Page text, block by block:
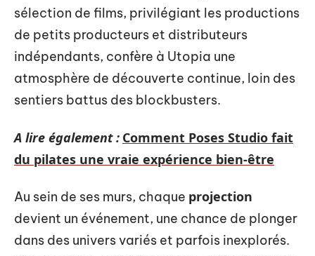
sélection de films, privilégiant les productions
de petits producteurs et distributeurs
indépendants, confère à Utopia une
atmosphère de découverte continue, loin des
sentiers battus des blockbusters.
A lire également : Comment Poses Studio fait
du pilates une vraie expérience bien-être
Au sein de ses murs, chaque projection
devient un événement, une chance de plonger
dans des univers variés et parfois inexplorés.